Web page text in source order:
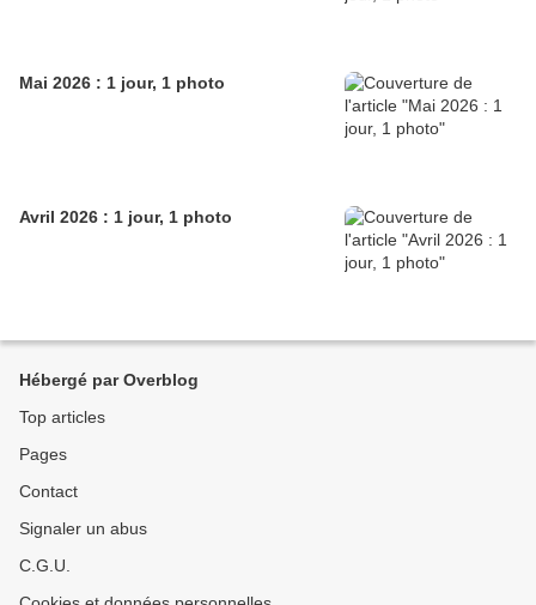
Mai 2026 : 1 jour, 1 photo
Avril 2026 : 1 jour, 1 photo
Hébergé par Overblog
Top articles
Pages
Contact
Signaler un abus
C.G.U.